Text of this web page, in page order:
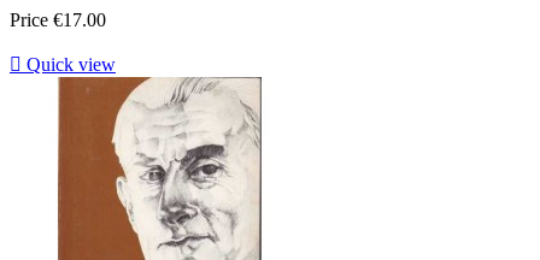
Price €17.00
 Quick view